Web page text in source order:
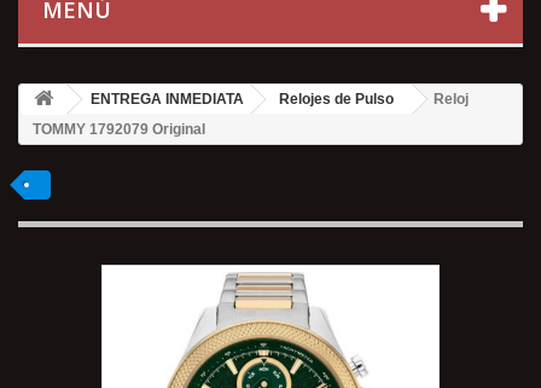
MENÚ
ENTREGA INMEDIATA Relojes de Pulso
Reloj
TOMMY 1792079 Original